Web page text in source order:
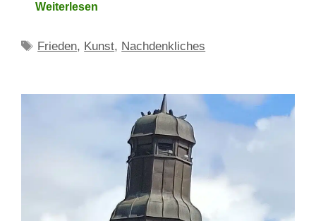
Weiterlesen
Schlagwörter
Frieden, Kunst, Nachdenkliches